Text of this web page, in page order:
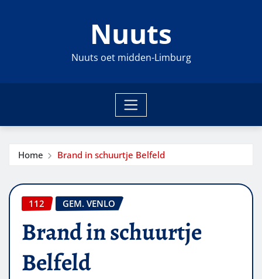
Nuuts
Nuuts oet midden-Limburg
Home Brand in schuurtje Belfeld
112 GEM. VENLO
Brand in schuurtje
Belfeld